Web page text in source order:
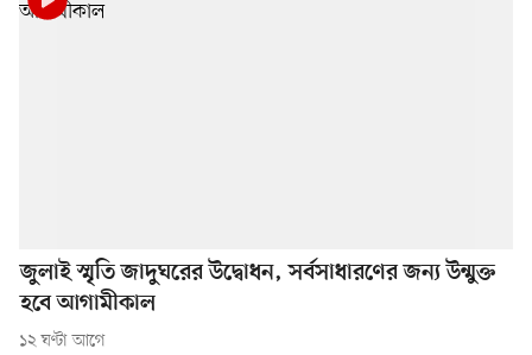
জুলাই স্মৃতি জাদুঘরের উদ্বোধন, সর্বসাধারণের জন্য উন্মুক্ত
হবে আগামীকাল
১২ ঘণ্টা আগে